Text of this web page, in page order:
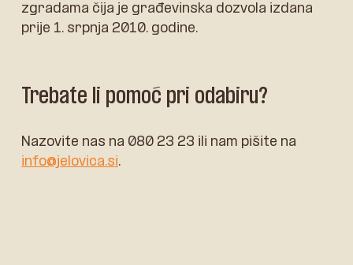
zgradama čija je građevinska dozvola izdana
prije 1. srpnja 2010. godine.
Trebate li pomoć pri odabiru?
Nazovite nas na 080 23 23 ili nam pišite na
info@jelovica.si.